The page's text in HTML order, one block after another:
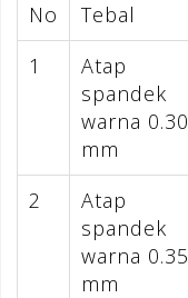
No Tebal
1
Atap
spandek
warna 0.30
mm
2
Atap
spandek
warna 0.35
mm